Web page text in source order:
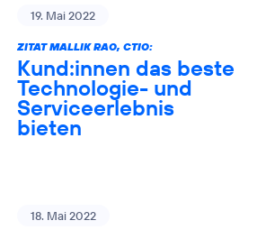
19. Mai 2022
ZITAT MALLIK RAO, CTIO:
Kund:innen das beste
Technologie- und
Serviceerlebnis
bieten
18. Mai 2022